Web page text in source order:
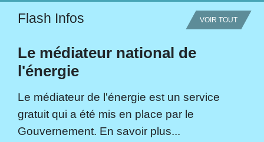
Flash Infos VOIR TOUT
Le médiateur national de
l'énergie
Le médiateur de l'énergie est un service
gratuit qui a été mis en place par le
Gouvernement. En savoir plus...